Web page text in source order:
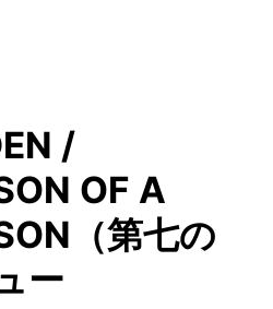
/
OF A
（第七の
ー